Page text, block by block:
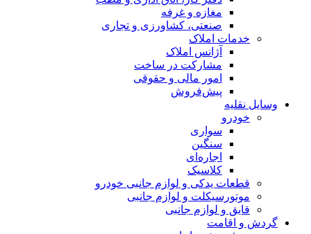
مغازه و غرفه
صنعتی،‌ کشاورزی و تجاری
خدمات املاک
آژانس املاک
مشارکت در ساخت
امور مالی و حقوقی
پیش‌فروش
وسایل نقلیه
خودرو
سواری
سنگین
اجاره‌ای
کلاسیک
قطعات یدکی و لوازم جانبی خودرو
موتورسیکلت و لوازم جانبی
قایق و لوازم جانبی
گردش و اقامت